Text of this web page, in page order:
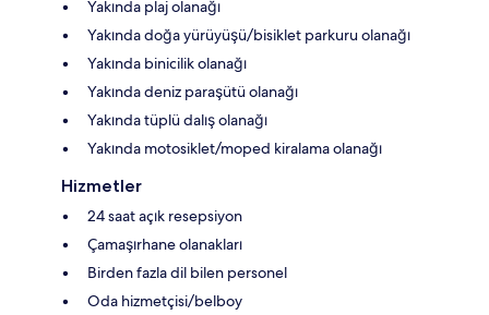
Yakında plaj olanağı
Yakında doğa yürüyüşü/bisiklet parkuru olanağı
Yakında binicilik olanağı
Yakında deniz paraşütü olanağı
Yakında tüplü dalış olanağı
Yakında motosiklet/moped kiralama olanağı
Hizmetler
24 saat açık resepsiyon
Çamaşırhane olanakları
Birden fazla dil bilen personel
Oda hizmetçisi/belboy